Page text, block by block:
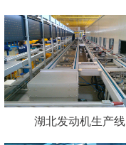
湖北发动机生产线